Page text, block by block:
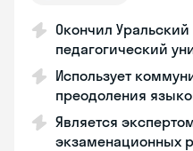
Окончил
педагогический
Использует
преодоления
Является
экзаменационных